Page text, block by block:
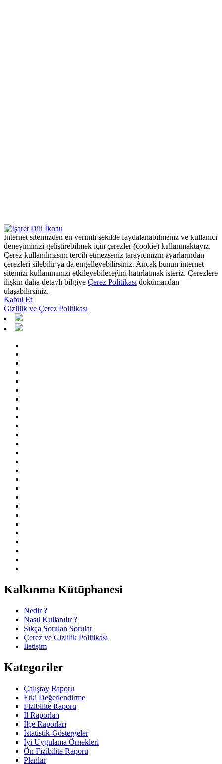
İnternet sitemizden en verimli şekilde faydalanabilmeniz ve kullanıcı
deneyiminizi geliştirebilmek için çerezler (cookie) kullanmaktayız.
Çerez kullanılmasını tercih etmezseniz tarayıcınızın ayarlarından
çerezleri silebilir ya da engelleyebilirsiniz. Ancak bunun internet
sitemizi kullanımınızı etkileyebileceğini hatırlatmak isteriz. Çerezlere
ilişkin daha detaylı bilgiye Çerez Politikası dokümandan
ulaşabilirsiniz.
Kabul Et
Gizlilik ve Çerez Politikası
Kalkınma Kütüphanesi
Nedir ?
Nasıl Kullanılır ?
Sıkça Sorulan Sorular
Çerez ve Gizlilik Politikası
İletişim
Kategoriler
Çalıştay Raporu
Etki Değerlendirme
Fizibilite Raporu
İl Raporları
İlçe Raporları
İstatistik-Göstergeler
İyi Uygulama Örnekleri
Ön Fizibilite Raporu
Planlar